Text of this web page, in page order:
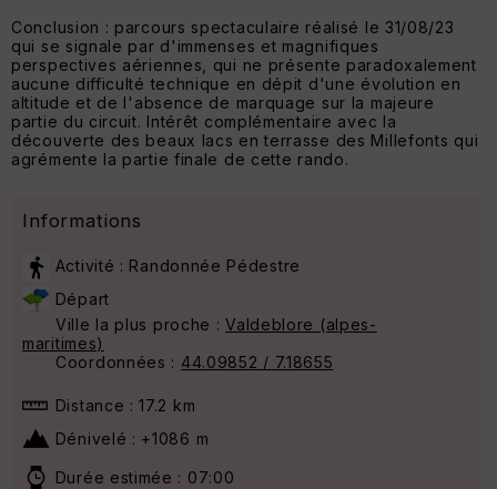
Conclusion : parcours spectaculaire réalisé le 31/08/23
qui se signale par d'immenses et magnifiques
perspectives aériennes, qui ne présente paradoxalement
aucune difficulté technique en dépit d'une évolution en
altitude et de l'absence de marquage sur la majeure
partie du circuit. Intérêt complémentaire avec la
découverte des beaux lacs en terrasse des Millefonts qui
agrémente la partie finale de cette rando.
Informations
Activité : Randonnée Pédestre
Départ
Ville la plus proche :Valdeblore (alpes-
maritimes)
Coordonnées : 44.09852 / 7.18655
Distance : 17.2 km
Dénivelé : +1086 m
Durée estimée : 07:00